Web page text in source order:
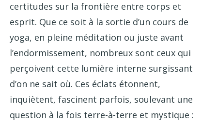
certitudes sur la frontière entre corps et
esprit. Que ce soit à la sortie d’un cours de
yoga, en pleine méditation ou juste avant
l’endormissement, nombreux sont ceux qui
perçoivent cette lumière interne surgissant
d’on ne sait où. Ces éclats étonnent,
inquiètent, fascinent parfois, soulevant une
question à la fois terre-à-terre et mystique :